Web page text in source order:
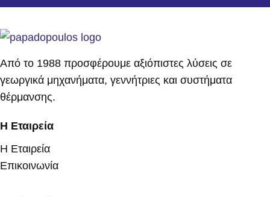
Από το 1988 προσφέρουμε αξιόπιστες λύσεις σε
γεωργικά μηχανήματα, γεννήτριες και συστήματα
θέρμανσης.
Η Εταιρεία
Η Εταιρεία
Επικοινωνία